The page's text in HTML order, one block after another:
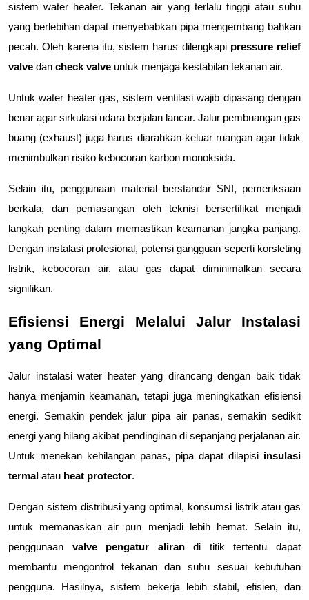
sistem water heater. Tekanan air yang terlalu tinggi atau suhu
yang berlebihan dapat menyebabkan pipa mengembang bahkan
pecah. Oleh karena itu, sistem harus dilengkapi pressure relief
valve dan check valve untuk menjaga kestabilan tekanan air.
Untuk water heater gas, sistem ventilasi wajib dipasang dengan
benar agar sirkulasi udara berjalan lancar. Jalur pembuangan gas
buang (exhaust) juga harus diarahkan keluar ruangan agar tidak
menimbulkan risiko kebocoran karbon monoksida.
Selain itu, penggunaan material berstandar SNI, pemeriksaan
berkala, dan pemasangan oleh teknisi bersertifikat menjadi
langkah penting dalam memastikan keamanan jangka panjang.
Dengan instalasi profesional, potensi gangguan seperti korsleting
listrik, kebocoran air, atau gas dapat diminimalkan secara
signifikan.
Efisiensi Energi Melalui Jalur Instalasi
yang Optimal
Jalur instalasi water heater yang dirancang dengan baik tidak
hanya menjamin keamanan, tetapi juga meningkatkan efisiensi
energi. Semakin pendek jalur pipa air panas, semakin sedikit
energi yang hilang akibat pendinginan di sepanjang perjalanan air.
Untuk menekan kehilangan panas, pipa dapat dilapisi insulasi
termal atau heat protector.
Dengan sistem distribusi yang optimal, konsumsi listrik atau gas
untuk memanaskan air pun menjadi lebih hemat. Selain itu,
penggunaan valve pengatur aliran di titik tertentu dapat
membantu mengontrol tekanan dan suhu sesuai kebutuhan
pengguna. Hasilnya, sistem bekerja lebih stabil, efisien, dan